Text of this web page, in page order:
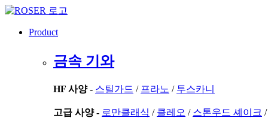
콘
Product
금속 기와
HF 사양 - 스틸가드 / 프라노 / 투스카니
고급 사양 - 로만클래식 / 클레오 / 스톤우드 셰이크